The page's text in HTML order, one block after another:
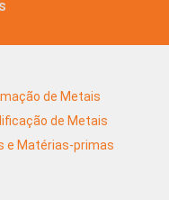
de Metais
de Metais
e Matérias-primas